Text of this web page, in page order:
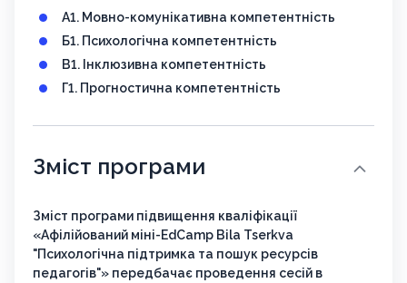
A1. Мовно-комунікативна компетентність
Б1. Психологічна компетентність
В1. Інклюзивна компетентність
Г1. Прогностична компетентність
Зміст програми
Зміст програми підвищення кваліфікації
«Афілійований міні-EdCamp Bila Tserkva
"Психологічна підтримка та пошук ресурсів
педагогів"» передбачає проведення сесій в